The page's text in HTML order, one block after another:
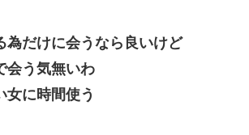
為だけに会うなら良いけど
会う気無いわ
女に時間使う